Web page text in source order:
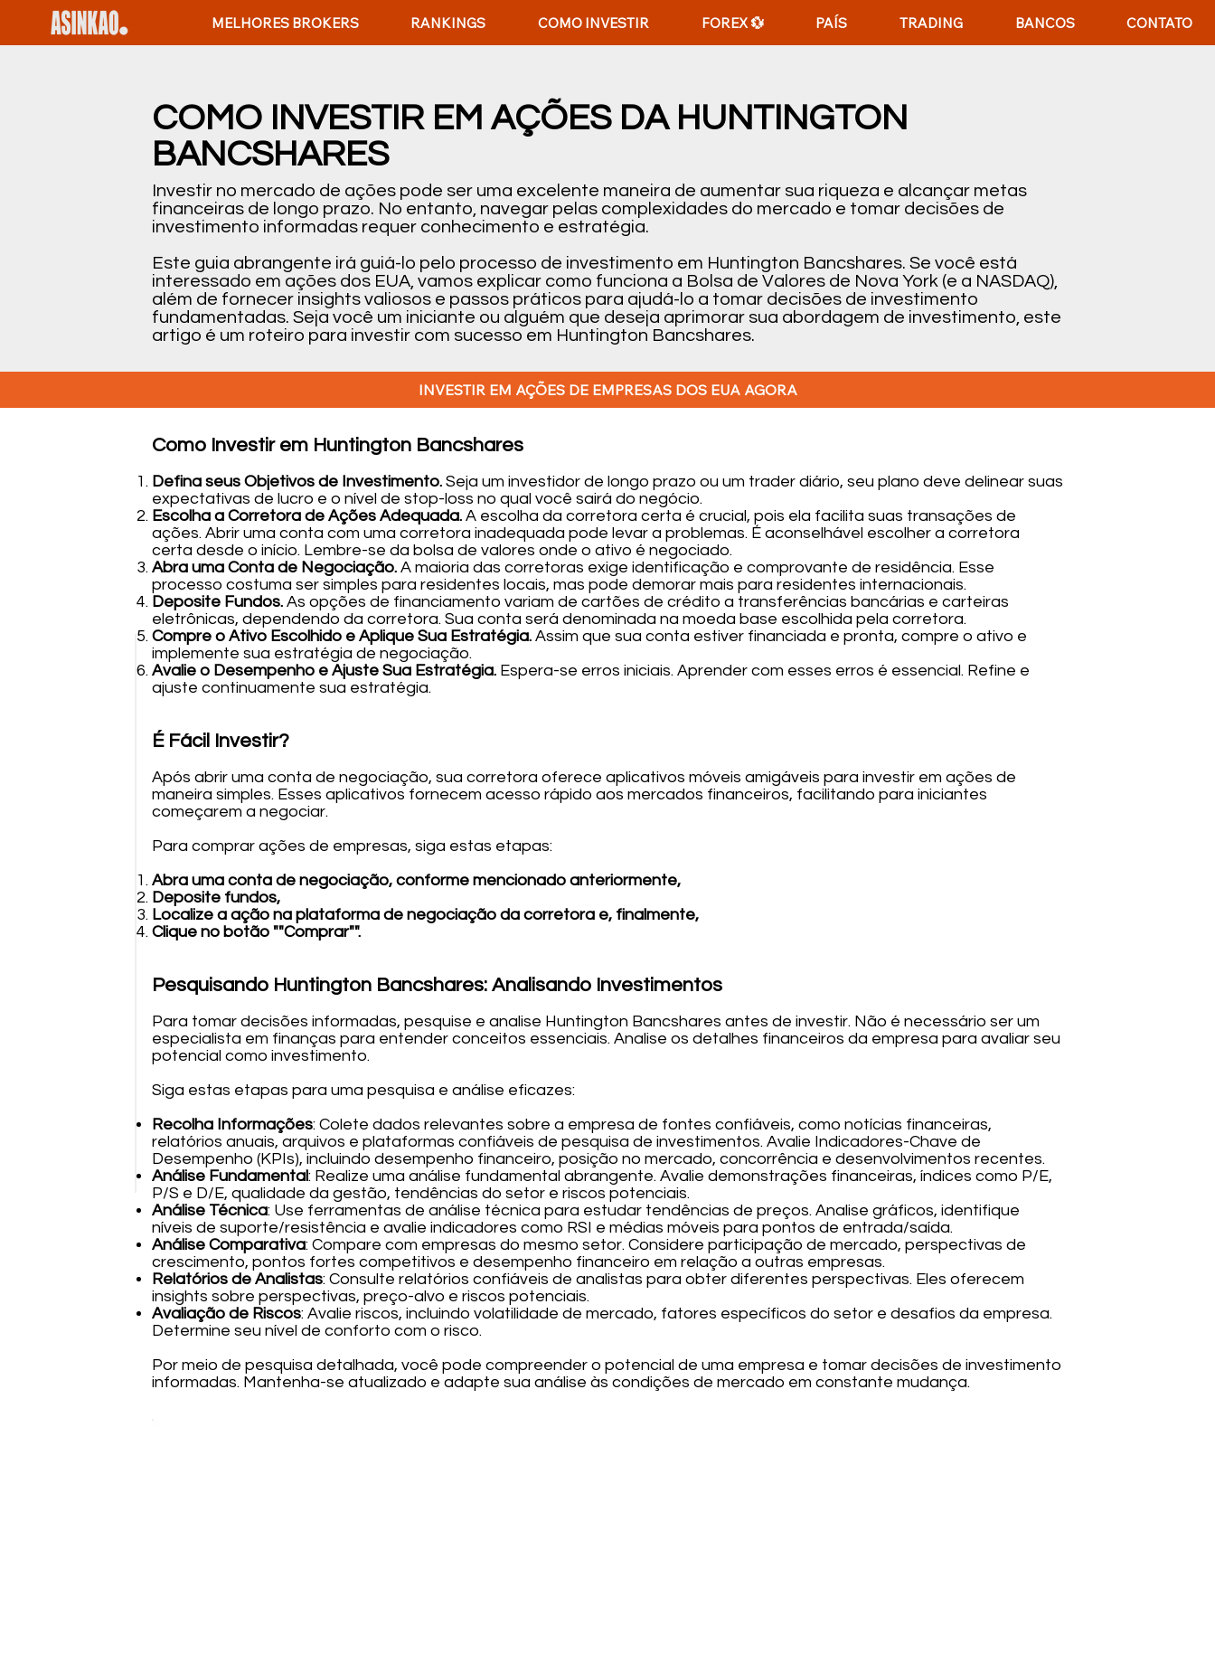
MELHORES BROKERS RANKINGS COMO INVESTIR FOREX 💱 PAÍS TRADING BANCOS CONTATO
COMO INVESTIR EM AÇÕES DA HUNTINGTON
BANCSHARES
Investir no mercado de ações pode ser uma excelente maneira de aumentar sua riqueza e alcançar metas
financeiras de longo prazo. No entanto, navegar pelas complexidades do mercado e tomar decisões de
investimento informadas requer conhecimento e estratégia.
Este guia abrangente irá guiá-lo pelo processo de investimento em Huntington Bancshares. Se você está
interessado em ações dos EUA, vamos explicar como funciona a Bolsa de Valores de Nova York (e a NASDAQ),
além de fornecer insights valiosos e passos práticos para ajudá-lo a tomar decisões de investimento
fundamentadas. Seja você um iniciante ou alguém que deseja aprimorar sua abordagem de investimento, este
artigo é um roteiro para investir com sucesso em Huntington Bancshares.
Como Investir em Huntington Bancshares
Defina seus Objetivos de Investimento. Seja um investidor de longo prazo ou um trader diário, seu plano deve delinear suas
expectativas de lucro e o nível de stop-loss no qual você sairá do negócio.
Escolha a Corretora de Ações Adequada. A escolha da corretora certa é crucial, pois ela facilita suas transações de
ações. Abrir uma conta com uma corretora inadequada pode levar a problemas. É aconselhável escolher a corretora
certa desde o início. Lembre-se da bolsa de valores onde o ativo é negociado.
Abra uma Conta de Negociação. A maioria das corretoras exige identificação e comprovante de residência. Esse
processo costuma ser simples para residentes locais, mas pode demorar mais para residentes internacionais.
Deposite Fundos. As opções de financiamento variam de cartões de crédito a transferências bancárias e carteiras
eletrônicas, dependendo da corretora. Sua conta será denominada na moeda base escolhida pela corretora.
Compre o Ativo Escolhido e Aplique Sua Estratégia. Assim que sua conta estiver financiada e pronta, compre o ativo e
implemente sua estratégia de negociação.
Avalie o Desempenho e Ajuste Sua Estratégia. Espera-se erros iniciais. Aprender com esses erros é essencial. Refine e
ajuste continuamente sua estratégia.
É Fácil Investir?
Após abrir uma conta de negociação, sua corretora oferece aplicativos móveis amigáveis para investir em ações de
maneira simples. Esses aplicativos fornecem acesso rápido aos mercados financeiros, facilitando para iniciantes
começarem a negociar.
Para comprar ações de empresas, siga estas etapas:
Abra uma conta de negociação, conforme mencionado anteriormente,
Deposite fundos,
Localize a ação na plataforma de negociação da corretora e, finalmente,
Clique no botão ""Comprar"".
Pesquisando Huntington Bancshares: Analisando Investimentos
Para tomar decisões informadas, pesquise e analise Huntington Bancshares antes de investir. Não é necessário ser um
especialista em finanças para entender conceitos essenciais. Analise os detalhes financeiros da empresa para avaliar seu
potencial como investimento.
Siga estas etapas para uma pesquisa e análise eficazes:
Recolha Informações: Colete dados relevantes sobre a empresa de fontes confiáveis, como notícias financeiras,
relatórios anuais, arquivos e plataformas confiáveis de pesquisa de investimentos. Avalie Indicadores-Chave de
Desempenho (KPIs), incluindo desempenho financeiro, posição no mercado, concorrência e desenvolvimentos recentes.
Análise Fundamental: Realize uma análise fundamental abrangente. Avalie demonstrações financeiras, índices como P/E,
P/S e D/E, qualidade da gestão, tendências do setor e riscos potenciais.
Análise Técnica: Use ferramentas de análise técnica para estudar tendências de preços. Analise gráficos, identifique
níveis de suporte/resistência e avalie indicadores como RSI e médias móveis para pontos de entrada/saída.
Análise Comparativa: Compare com empresas do mesmo setor. Considere participação de mercado, perspectivas de
crescimento, pontos fortes competitivos e desempenho financeiro em relação a outras empresas.
Relatórios de Analistas: Consulte relatórios confiáveis de analistas para obter diferentes perspectivas. Eles oferecem
insights sobre perspectivas, preço-alvo e riscos potenciais.
Avaliação de Riscos: Avalie riscos, incluindo volatilidade de mercado, fatores específicos do setor e desafios da empresa.
Determine seu nível de conforto com o risco.
Por meio de pesquisa detalhada, você pode compreender o potencial de uma empresa e tomar decisões de investimento
informadas. Mantenha-se atualizado e adapte sua análise às condições de mercado em constante mudança.
INVESTIR EM AÇÕES DE EMPRESAS DOS EUA AGORA